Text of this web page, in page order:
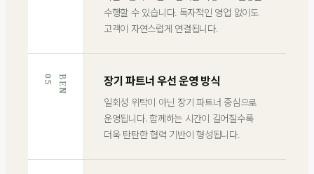
수행할 수 있습니다. 독자적인 영업 없이도
고객이 자연스럽게 연결됩니다.
B
E
N
0
5 장기 파트너 우선 운영 방식
일회성 위탁이 아닌 장기 파트너 중심으로
운영됩니다. 함께하는 시간이 길어질수록
더욱 탄탄한 협력 기반이 형성됩니다.